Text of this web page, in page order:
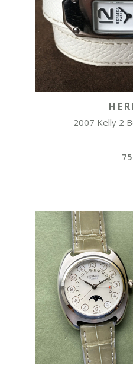
2007 Kelly 2